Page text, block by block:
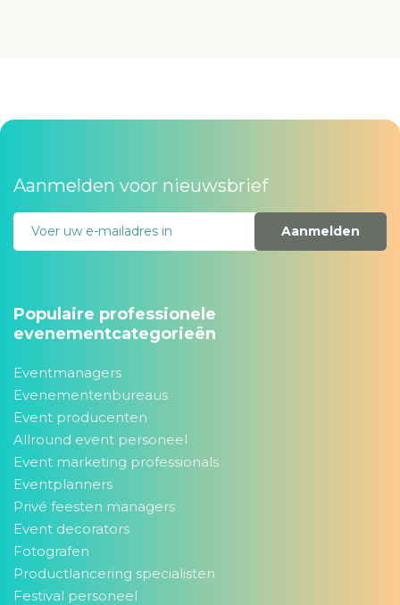
Aanmelden voor nieuwsbrief
Aanmelden
Populaire professionele
evenementcategorieën
Eventmanagers
Evenementenbureaus
Event producenten
Allround event personeel
Event marketing professionals
Eventplanners
Privé feesten managers
Event decorators
Fotografen
Productlancering specialisten
Festival personeel